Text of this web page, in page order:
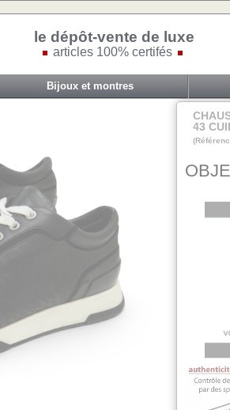
le dépôt-vente de luxe
articles 100% certifés
Bijoux et montres
43